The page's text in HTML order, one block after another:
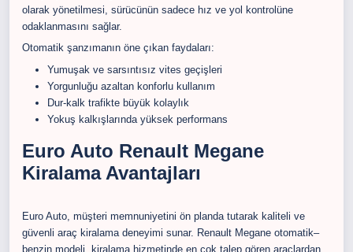
olarak yönetilmesi, sürücünün sadece hız ve yol kontrolüne
odaklanmasını sağlar.
Otomatik şanzımanın öne çıkan faydaları:
Yumuşak ve sarsıntısız vites geçişleri
Yorgunluğu azaltan konforlu kullanım
Dur-kalk trafikte büyük kolaylık
Yokuş kalkışlarında yüksek performans
Euro Auto Renault Megane
Kiralama Avantajları
Euro Auto, müşteri memnuniyetini ön planda tutarak kaliteli ve
güvenli araç kiralama deneyimi sunar. Renault Megane otomatik–
benzin modeli, kiralama hizmetinde en çok talep gören araçlardan